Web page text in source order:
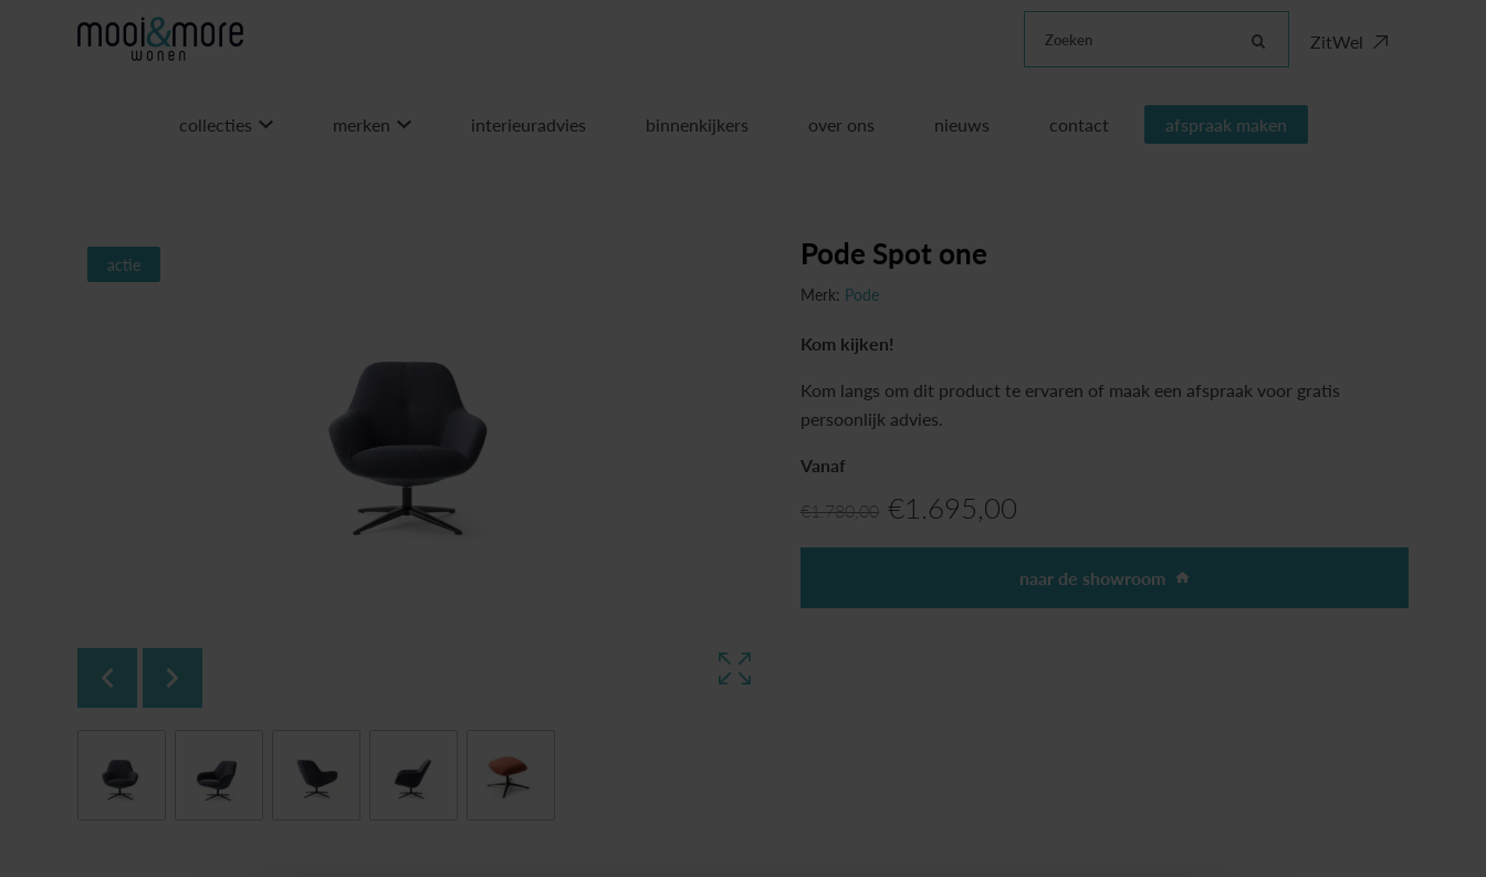
Zoeken ZitWel
collecties merken interieuradvies binnenkijkers over ons nieuws contact afspraak maken
actie Pode Spot one
Merk: Pode
Kom kijken!
Kom langs om dit product te ervaren of maak een afspraak voor gratis
persoonlijk advies.
Vanaf
€1.780,00 €1.695,00
naar de showroom